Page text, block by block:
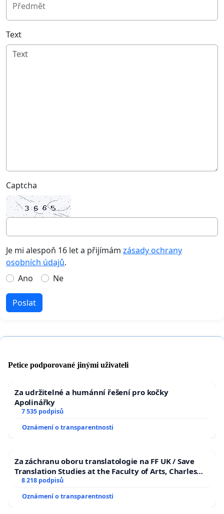
Předmět
Text
Captcha
Je mi alespoň 16 let a přijímám zásady ochrany
osobních údajů.
Ano
Ne
Poslat
Petice podporované jinými uživateli
Za udržitelné a humánní řešení pro kočky
Apolinářky
7 535 podpisů
Oznámení o transparentnosti
Za záchranu oboru translatologie na FF UK / Save
Translation Studies at the Faculty of Arts, Charles
University
8 218 podpisů
Oznámení o transparentnosti